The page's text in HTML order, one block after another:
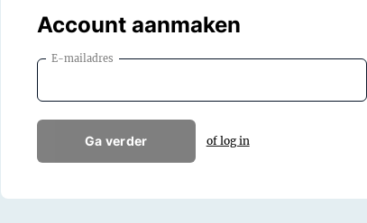
Account aanmaken
E-mailadres
Ga verder of log in